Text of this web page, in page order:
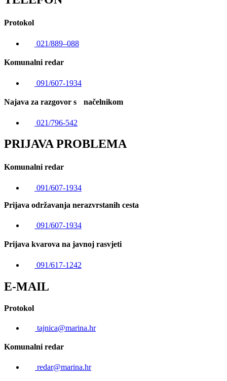
Protokol
021/889–088
Komunalni redar
091/607-1934
Najava za razgovor s načelnikom
021/796-542
PRIJAVA PROBLEMA
Komunalni redar
091/607-1934
Prijava održavanja nerazvrstanih cesta
091/607-1934
Prijava kvarova na javnoj rasvjeti
091/617-1242
E-MAIL
Protokol
tajnica@marina.hr
Komunalni redar
redar@marina.hr